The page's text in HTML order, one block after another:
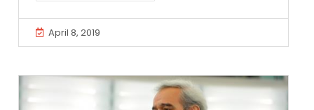
April 8, 2019